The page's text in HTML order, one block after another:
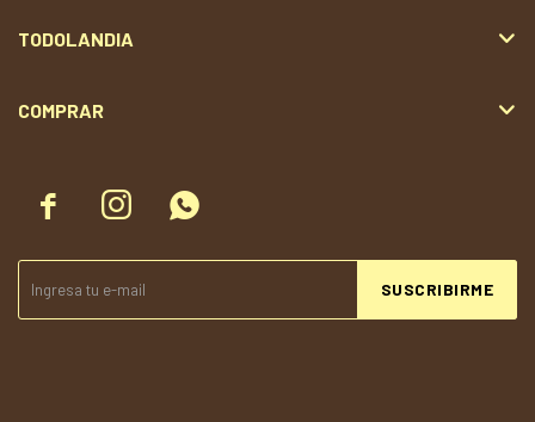
  
SUSCRIBIRME
TODOLANDIA
COMPRAR